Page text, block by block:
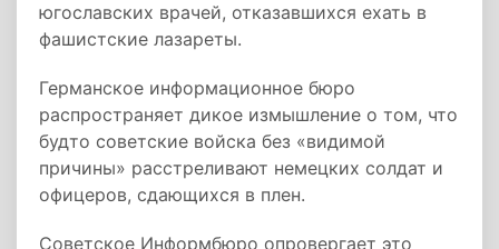
югославских врачей, отказавшихся ехать в
фашистские лазареты.
Германское информационное бюро
распространяет дикое измышление о том, что
будто советские войска без «видимой
причины» расстреливают немецких солдат и
офицеров, сдающихся в плен.
Советское Информбюро опровергает это